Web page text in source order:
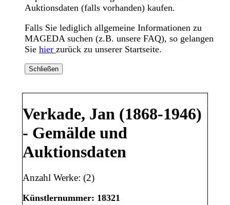
Auktionsdaten (falls vorhanden) kaufen.
Falls Sie lediglich allgemeine Informationen zu
MAGEDA suchen (z.B. unsere FAQ), so gelangen
Sie hier zurück zu unserer Startseite.
Schließen
Verkade, Jan (1868-1946)
- Gemälde und
Auktionsdaten
Anzahl Werke: (2)
Künstlernummer: 18321